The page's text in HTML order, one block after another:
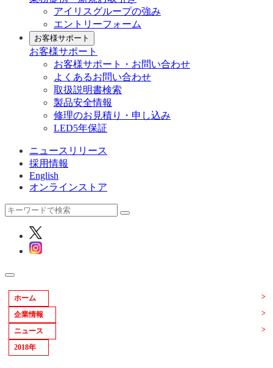
アイリスグループの強み
エントリーフォーム
お客様サポート
お客様サポート
お客様サポート・お問い合わせ
よくあるお問い合わせ
取扱説明書検索
製品安全情報
修理のお見積り・申し込み
LED5年保証
ニュースリリース
採用情報
English
オンラインストア
ホーム
企業情報
ニュース
2018年